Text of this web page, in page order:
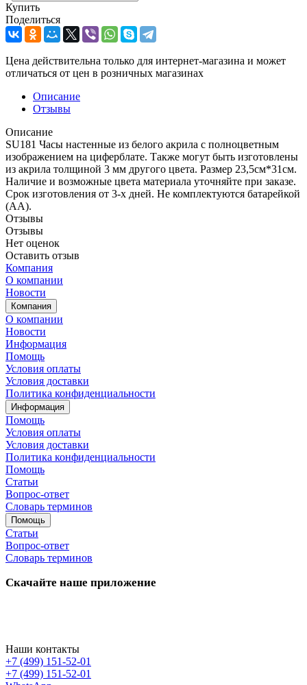
Купить
Поделиться
Цена действительна только для интернет-магазина и может
отличаться от цен в розничных магазинах
Описание
Отзывы
Описание
SU181 Часы настенные из белого акрила с полноцветным
изображением на циферблате. Также могут быть изготовлены
из акрила толщиной 3 мм другого цвета. Размер 23,5см*31см.
Наличие и возможные цвета материала уточняйте при заказе.
Срок изготовления от 3-х дней. Не комплектуются батарейкой
(АА).
Отзывы
Отзывы
Нет оценок
Оставить отзыв
Компания
О компании
Новости
Компания
О компании
Новости
Информация
Помощь
Условия оплаты
Условия доставки
Политика конфиденциальности
Информация
Помощь
Условия оплаты
Условия доставки
Политика конфиденциальности
Помощь
Статьи
Вопрос-ответ
Словарь терминов
Помощь
Статьи
Вопрос-ответ
Словарь терминов
Скачайте наше приложение
Наши контакты
+7 (499) 151-52-01
+7 (499) 151-52-01